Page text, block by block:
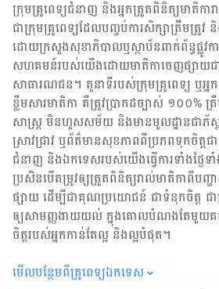
ក្រុមគ្រូពេទ្យជំនាញ និង​អ្នក​ត្រួតពិនិត្យ​មាតិកា
ជា​ក្រុម​គ្រូពេទ្យ​ដែល​បញ្ចប់ការសិក្សាត្រឹមត្រូវ
ដោយ​ក្រសួងសុខាភិបាលឬស្ថាប័ន​ពាក់ព័ន្ធ​ផ្លូវក
សហគមន៍​របស់យើង​ដោយ​មាតិកា​ចេញផ្សាយជា
សាធារណជន។ តួនាទីរបស់​ក្រុមគ្រូពេទ្យ ឬ​អ្ន
ខ្លឹមសារ​មាតិកា គឺ​ត្រូវ​ប្រាកដ​ច្បាស់ ១០០% ត្រឹ
សាស្ត្រ មិនហួសសម័យ និង​មានមូលដ្ឋាន​ជា​ភ័ស្តុ
ស្រាវជ្រាវ ឬ​ព័ត៌មាន​សុខភាព​ពី​ប្រភព​ទុកចិត្ត​ជា
ជំនាញ និង​ឯកទេស​របស់យើង​ធ្វើការ​ទាំង​ថ្ង
ប្រសិន​បើ​តម្រូវ​ឲ្យ​ត្រួតពិនិត្យ​រាល់​មាតិកា​ពី​បញ្
ផ្សាយ ដើម្បី​ជា​គុណប្រយោជន៍ ជា​ទំនុកចិត្ត ជ
ឲ្យសាមញ្ញ​ងាយយល់ ក្នុងគោលបំណង​តែមួយ​គ
ចិត្ត​របស់​អ្នក​កាន់តែ​ល្អ និង​ល្អ​បំផុត។
មើល​បន្ថែម​ពី​គ្រូពេទ្យ​ឯកទេស